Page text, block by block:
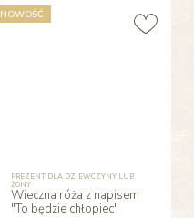
PREZENT DLA DZIEWCZYNY LUB
ŻONY
Wieczna róża z napisem
"To będzie chłopiec"
NOWOŚĆ